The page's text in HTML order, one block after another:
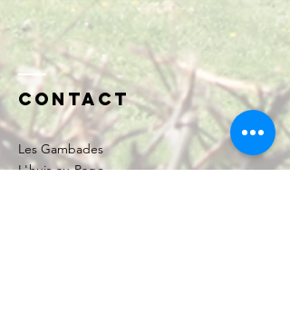
Contact
Les Gambades
L'huis au Page